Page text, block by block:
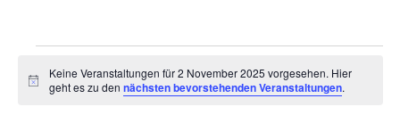
Veranstaltungen
für
Hinweis
Keine Veranstaltungen für 2 November 2025 vorgesehen. Hier
geht es zu dennächsten bevorstehenden Veranstaltungen.